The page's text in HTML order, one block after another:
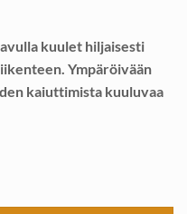
kuulet hiljaisesti
Ympäröivään
kaiuttimista kuuluvaa